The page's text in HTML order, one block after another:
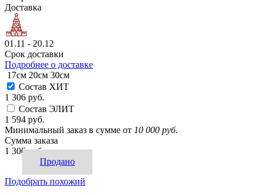
Доставка
01.11 - 20.12
Срок доставки
Подробнее о доставке
17см 20см 30см
Состав ХИТ
1 306 руб.
Состав ЭЛИТ
1 594 руб.
Минимальный заказ в сумме от 10 000 руб.
Сумма заказа
1 306 руб.
Продано
Подобрать похожий